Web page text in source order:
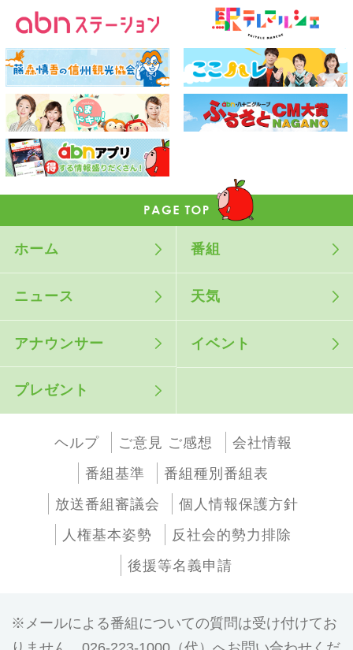
ホーム 番組
ニュース 天気
アナウンサー イベント
プレゼント
ヘルプ ご意見 ご感想
会社情報
番組基準
番組種別番組表
放送番組審議会
個人情報保護方針
人権基本姿勢
反社会的勢力排除
後援等名義申請
メールによる番組についての質問は受け付けてお